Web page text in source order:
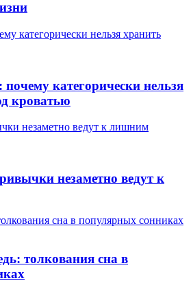
категорически нельзя хранить
категорически нельзя
кроватью
незаметно ведут к лишним
незаметно ведут к
сна в популярных сонниках
толкования сна в